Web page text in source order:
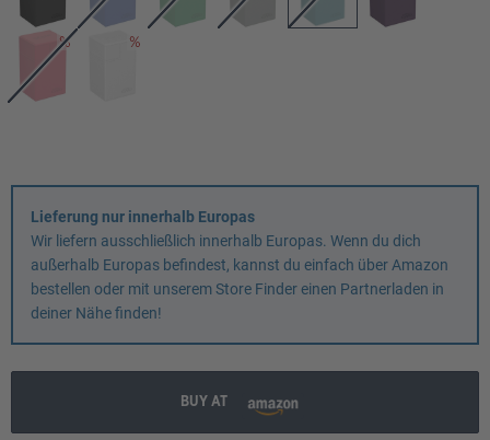
Lieferung nur innerhalb Europas
Wir liefern ausschließlich innerhalb Europas. Wenn du dich
außerhalb Europas befindest, kannst du einfach über Amazon
bestellen oder mit unserem Store Finder einen Partnerladen in
deiner Nähe finden!
BUY AT